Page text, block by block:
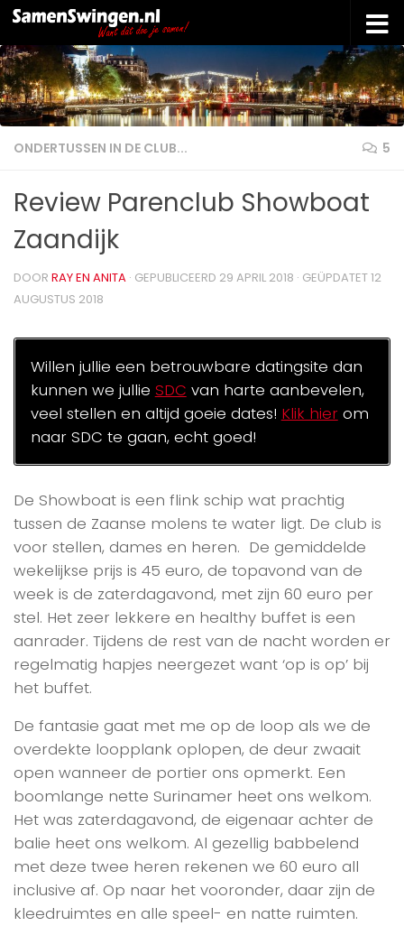
Doorgaan naar inhoud
ONDERTUSSEN IN DE CLUB... 5
Review Parenclub Showboat
Zaandijk
DOOR RAY EN ANITA · GEPUBLICEERD 29 APRIL 2018 · GEÜPDATET12
AUGUSTUS 2018
Willen jullie een betrouwbare datingsite dan
kunnen we jullie SDC van harte aanbevelen,
veel stellen en altijd goeie dates! Klik hierom
naar SDC te gaan, echt goed!
De Showboat is een flink schip wat prachtig
tussen de Zaanse molens te water ligt. De club is
voor stellen, dames en heren. De gemiddelde
wekelijkse prijs is 45 euro, de topavond van de
week is de zaterdagavond, met zijn 60 euro per
stel. Het zeer lekkere en healthy buffet is een
aanrader. Tijdens de rest van de nacht worden er
regelmatig hapjes neergezet want ‘op is op’ bij
het buffet.
De fantasie gaat met me op de loop als we de
overdekte loopplank oplopen, de deur zwaait
open wanneer de portier ons opmerkt. Een
boomlange nette Surinamer heet ons welkom.
Het was zaterdagavond, de eigenaar achter de
balie heet ons welkom. Al gezellig babbelend
met deze twee heren rekenen we 60 euro all
inclusive af. Op naar het vooronder, daar zijn de
kleedruimtes en alle speel- en natte ruimten.